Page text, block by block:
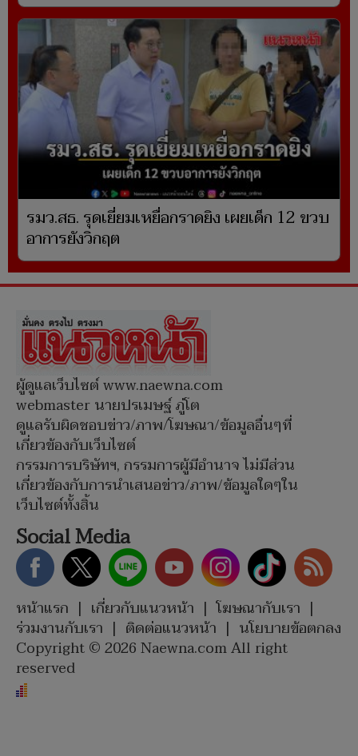
รมว.สธ. รุดเยี่ยมเหยื่อกราดยิง เผยเด็ก 12 ขวบ
อาการยังวิกฤต
ผู้ดูแลเว็บไซต์ www.naewna.com
webmaster นายปรเมษฐ์ ภู่โต
ดูแลรับผิดชอบข่าว/ภาพ/โฆษณา/ข้อมูลอื่นๆที่
เกี่ยวข้องกับเว็บไซต์
กรรมการบริษัทฯ, กรรมการผู้มีอำนาจ ไม่มีส่วน
เกี่ยวข้องกับการนำเสนอข่าว/ภาพ/ข้อมูลใดๆใน
เว็บไซต์ทั้งสิ้น
Social Media
หน้าแรก | เกี่ยวกับแนวหน้า | โฆษณากับเรา |
ร่วมงานกับเรา | ติดต่อแนวหน้า | นโยบายข้อตกลง
Copyright © 2026 Naewna.com All right
reserved